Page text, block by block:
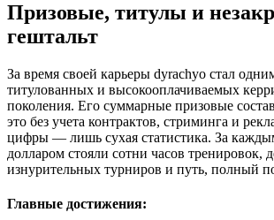
Призовые, титулы и
гештальт
За время своей карьеры dyrachyo стал
титулованных и высокооплачиваемых
поколения. Его суммарные призовые
это без учета контрактов, стриминга и
цифры — лишь сухая статистика. За
долларом стояли сотни часов тренировок,
изнурительных турниров и путь, полный
Главные достижения: